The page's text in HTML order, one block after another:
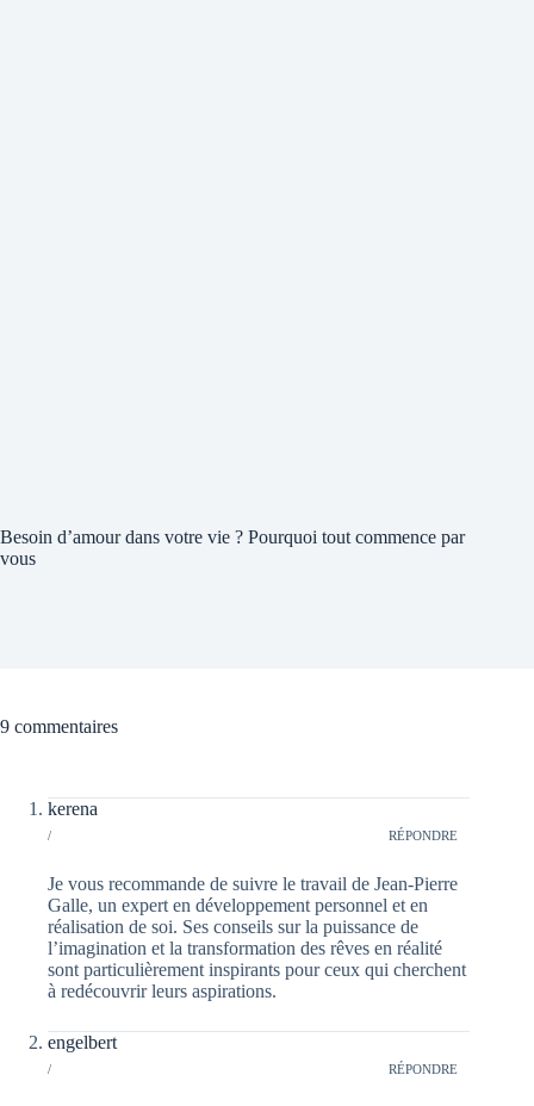
Besoin d’amour dans votre vie ? Pourquoi tout commence par
vous
9 commentaires
kerena
/ RÉPONDRE
Je vous recommande de suivre le travail de Jean-Pierre
Galle, un expert en développement personnel et en
réalisation de soi. Ses conseils sur la puissance de
l’imagination et la transformation des rêves en réalité
sont particulièrement inspirants pour ceux qui cherchent
à redécouvrir leurs aspirations.
engelbert
/ RÉPONDRE